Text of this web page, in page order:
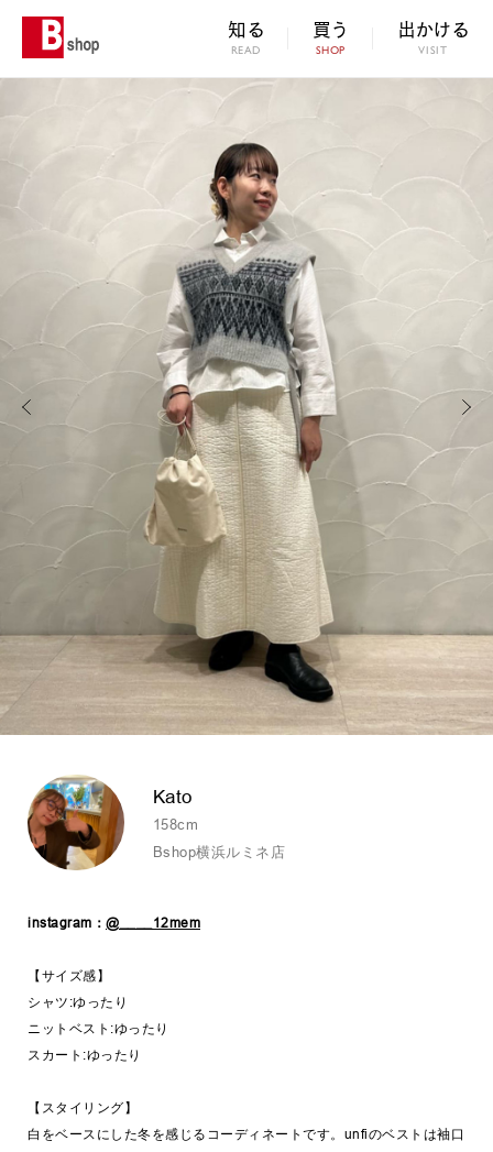
知る
READ
買う
SHOP
出かける
VISIT
Kato
158cm
Bshop横浜ルミネ店
instagram： @____12mem
【サイズ感】
シャツ:ゆったり
ニットベスト:ゆったり
スカート:ゆったり
【スタイリング】
白をベースにした冬を感じるコーディネートです。unfiのベストは袖口